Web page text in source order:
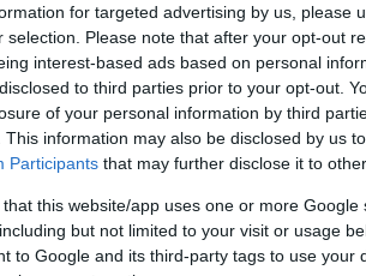
for targeted advertising by us, please
selection. Please note that after your opt-out
interest-based ads based on personal
to third parties prior to your opt-out.
of your personal information by third
This information may also be disclosed by us
Participants that may further disclose it to
that this website/app uses one or more
but not limited to your visit or usage
to Google and its third-party tags to use your
όμως, όταν διαπίστωσαν
αεροσκάφος.
και ο κίνδυνος στον
πέντε, συνολικά ημέρες, θα
με μάσκα και
με την συγκεκριμένη πτήση,